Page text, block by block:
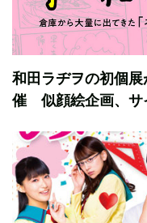
和田ラヂヲの初個
催 似顔絵企画、サ